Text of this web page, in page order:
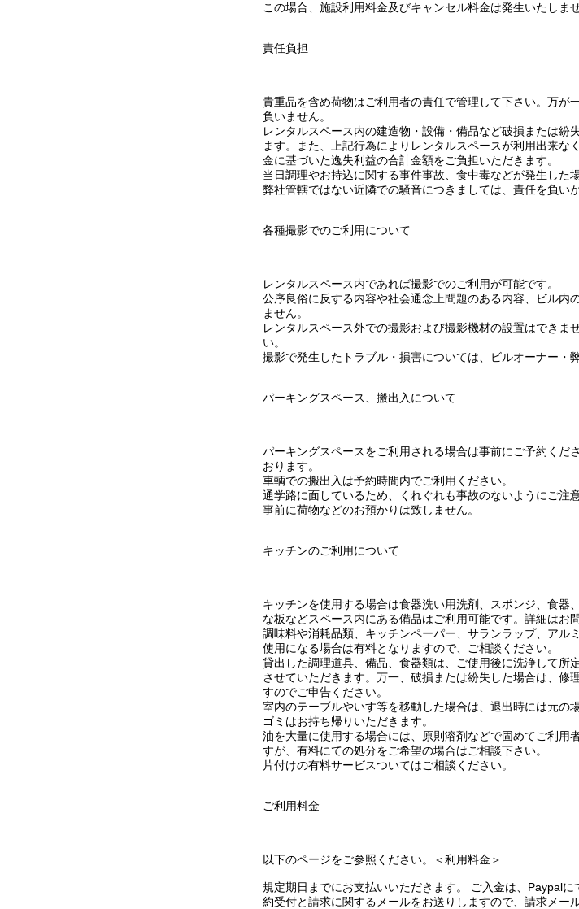
この場合、施設利用料金及びキャンセル料金は発生いたしませ
責任負担
貴重品を含め荷物はご利用者の責任で管理して下さい。万が
負いません。
レンタルスペース内の建造物・設備・備品など破損または紛
ます。また、上記行為によりレンタルスペースが利用出来な
金に基づいた逸失利益の合計金額をご負担いただきます。
当日調理やお持込に関する事件事故、食中毒などが発生した
弊社管轄ではない近隣での騒音につきましては、責任を負いか
各種撮影でのご利用について
レンタルスペース内であれば撮影でのご利用が可能です。
公序良俗に反する内容や社会通念上問題のある内容、ビル内
ません。
レンタルスペース外での撮影および撮影機材の設置はできま
い。
撮影で発生したトラブル・損害については、ビルオーナー・
パーキングスペース、搬出入について
パーキングスペースをご利用される場合は事前にご予約くだ
おります。
車輌での搬出入は予約時間内でご利用ください。
通学路に面しているため、くれぐれも事故のないようにご注
事前に荷物などのお預かりは致しません。
キッチンのご利用について
キッチンを使用する場合は食器洗い用洗剤、スポンジ、食器
な板などスペース内にある備品はご利用可能です。詳細はお
調味料や消耗品類、キッチンペーパー、サランラップ、アル
使用になる場合は有料となりますので、ご相談ください。
貸出した調理道具、備品、食器類は、ご使用後に洗浄して所
させていただきます。万一、破損または紛失した場合は、修
すのでご申告ください。
室内のテーブルやいす等を移動した場合は、退出時には元の
ゴミはお持ち帰りいただきます。
油を大量に使用する場合には、原則溶剤などで固めてご利用
すが、有料にての処分をご希望の場合はご相談下さい。
片付けの有料サービスついてはご相談ください。
ご利用料金
以下のページをご参照ください。＜利用料金＞
規定期日までにお支払いいただきます。 ご入金は、Paypal
約受付と請求に関するメールをお送りしますので、請求メー